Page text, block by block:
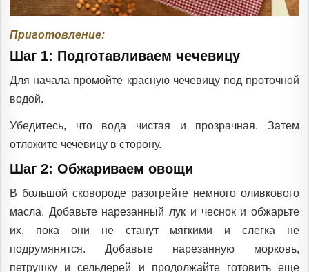
Приготовление:
Шаг 1: Подготавливаем чечевицу
Для начала промойте красную чечевицу под проточной
водой.
Убедитесь, что вода чистая и прозрачная. Затем
отложите чечевицу в сторону.
Шаг 2: Обжариваем овощи
В большой сковороде разогрейте немного оливкового
масла. Добавьте нарезанный лук и чеснок и обжарьте
их, пока они не станут мягкими и слегка не
подрумянятся. Добавьте нарезанную морковь,
петрушку и сельдерей и продолжайте готовить еще